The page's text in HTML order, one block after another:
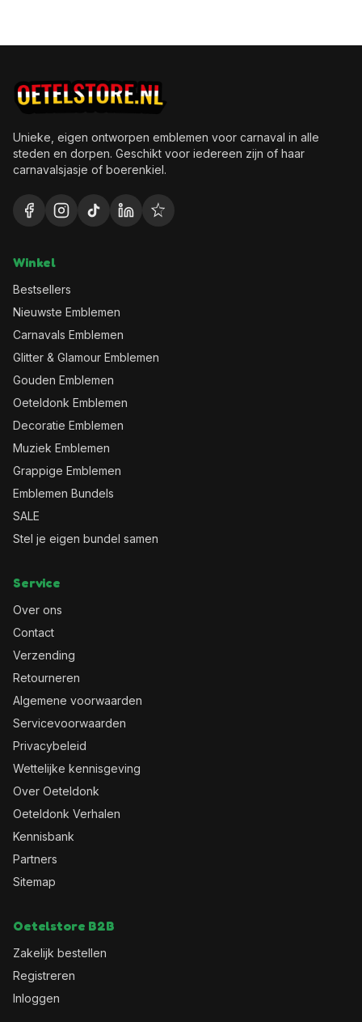
Unieke, eigen ontworpen emblemen voor carnaval in alle
steden en dorpen. Geschikt voor iedereen zijn of haar
carnavalsjasje of boerenkiel.
Winkel
Bestsellers
Nieuwste Emblemen
Carnavals Emblemen
Glitter & Glamour Emblemen
Gouden Emblemen
Oeteldonk Emblemen
Decoratie Emblemen
Muziek Emblemen
Grappige Emblemen
Emblemen Bundels
SALE
Stel je eigen bundel samen
Service
Over ons
Contact
Verzending
Retourneren
Algemene voorwaarden
Servicevoorwaarden
Privacybeleid
Wettelijke kennisgeving
Over Oeteldonk
Oeteldonk Verhalen
Kennisbank
Partners
Sitemap
Oetelstore B2B
Zakelijk bestellen
Registreren
Inloggen